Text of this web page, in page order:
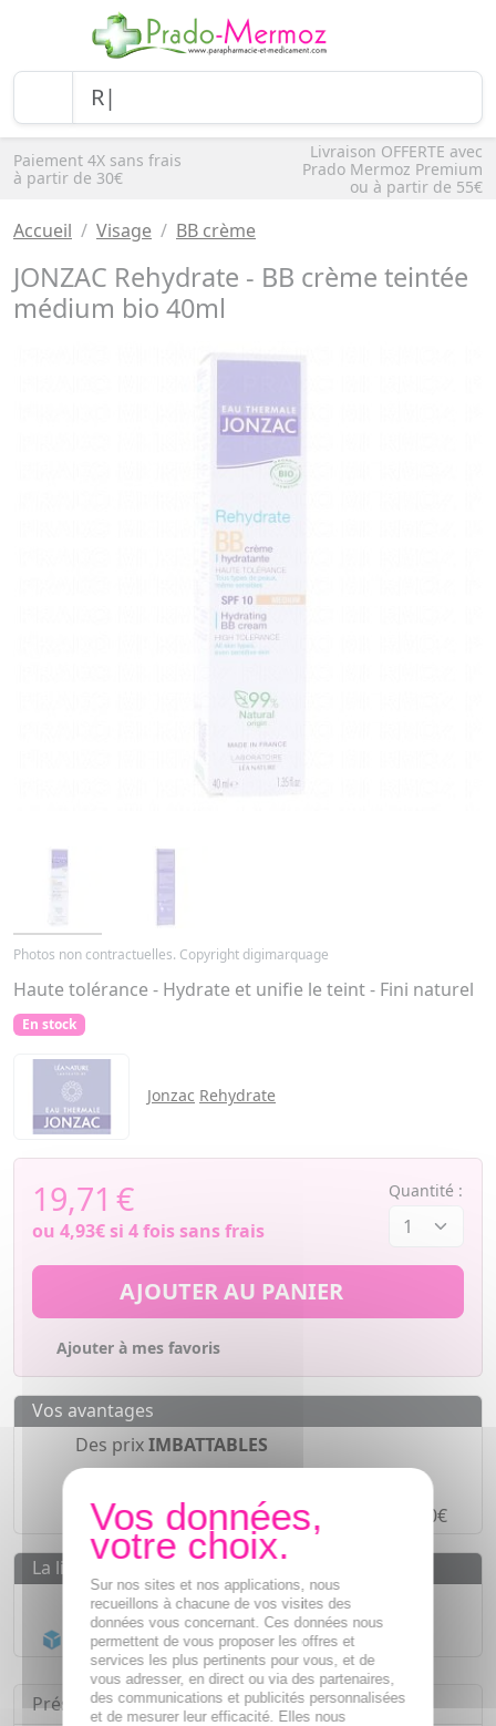
Paiement 4X sans frais
à partir de 30€
Livraison OFFERTE avec
Prado Mermoz Premium
ou à partir de 55€
Accueil Visage BB crème
JONZAC Rehydrate - BB crème teintée
médium bio 40ml
Photos non contractuelles. Copyright digimarquage
Haute tolérance - Hydrate et unifie le teint - Fini naturel
En stock
Jonzac Rehydrate
19,71 €
ou 4,93€si 4 fois sans frais
Quantité :
AJOUTER AU PANIER
Ajouter à mes favoris
Vos avantages
Des prixIMBATTABLES
Paiement en 4 fois sans frais à partir de 30€
La livraison
Livraison gratuite dès55€
Acheminement Chronoposten 24h*
Présentation
Sur nos sites et nos applications, nous
recueillons à chacune de vos visites des
données vous concernant. Ces données nous
permettent de vous proposer les offres et
services les plus pertinents pour vous, et de
vous adresser, en direct ou via des partenaires,
des communications et publicités personnalisées
et de mesurer leur efficacité. Elles nous